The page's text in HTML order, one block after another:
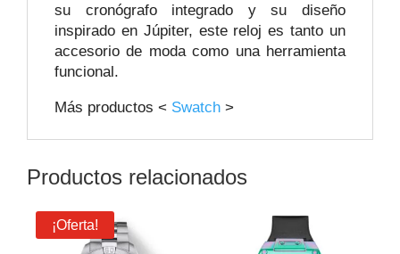
su cronógrafo integrado y su diseño
inspirado en Júpiter, este reloj es tanto un
accesorio de moda como una herramienta
funcional.
Más productos < Swatch >
Productos relacionados
¡Oferta!